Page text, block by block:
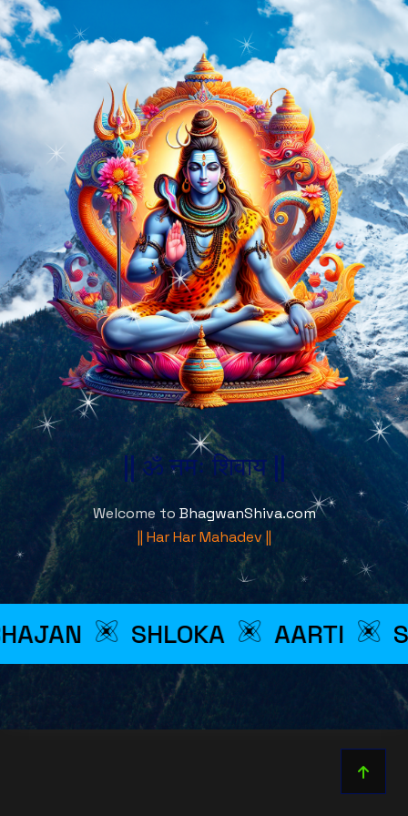
|| ॐ नमः शिवाय ||
Welcome to BhagwanShiva.com
|| Har Har Mahadev ||
SHLOKA AARTI